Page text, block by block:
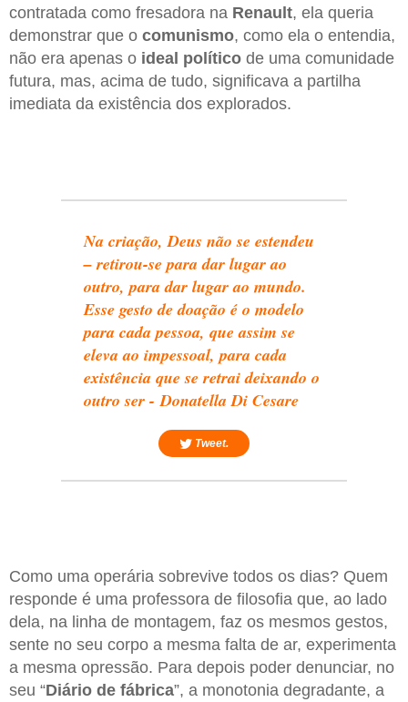
contratada como fresadora na Renault, ela queria
demonstrar que o comunismo, como ela o entendia,
não era apenas o ideal político de uma comunidade
futura, mas, acima de tudo, significava a partilha
imediata da existência dos explorados.
Na criação, Deus não se estendeu
– retirou-se para dar lugar ao
outro, para dar lugar ao mundo.
Esse gesto de doação é o modelo
para cada pessoa, que assim se
eleva ao impessoal, para cada
existência que se retrai deixando o
outro ser - Donatella Di Cesare
Tweet.
Como uma operária sobrevive todos os dias? Quem
responde é uma professora de filosofia que, ao lado
dela, na linha de montagem, faz os mesmos gestos,
sente no seu corpo a mesma falta de ar, experimenta
a mesma opressão. Para depois poder denunciar, no
seu “Diário de fábrica”, a monotonia degradante, a